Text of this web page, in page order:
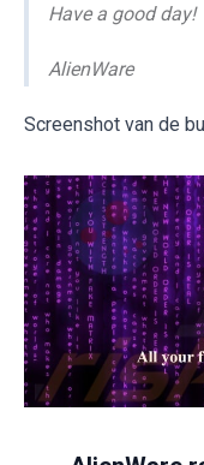
Have a good day!
AlienWare
Screenshot van de